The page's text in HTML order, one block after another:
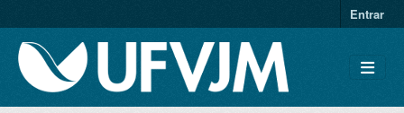
Entrar